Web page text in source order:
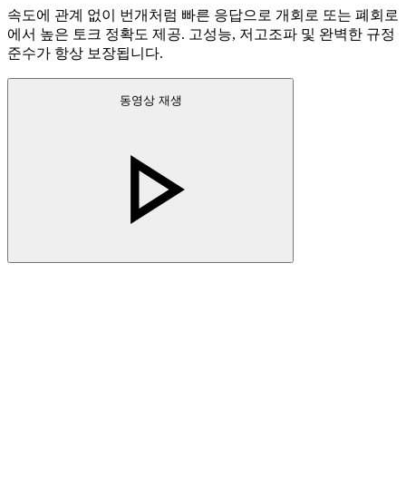
속도에 관계 없이 번개처럼 빠른 응답으로 개회로 또는 폐회로
에서 높은 토크 정확도 제공. 고성능, 저고조파 및 완벽한 규정
준수가 항상 보장됩니다.
동영상 재생